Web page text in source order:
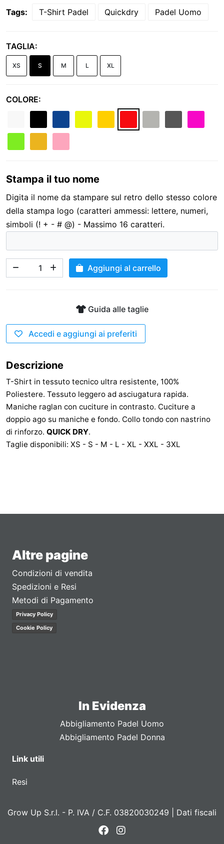
Tags:
T-Shirt Padel Quickdry Padel Uomo
TAGLIA:
XS S M L XL
COLORE:
Stampa il tuo nome
Digita il nome da stampare sul retro dello stesso colore
della stampa logo (caratteri ammessi: lettere, numeri,
simboli (! + - # @) - Massimo 16 caratteri.
Aggiungi al carrello
Guida alle taglie
Accedi e aggiungi ai preferiti
Descrizione
T-Shirt in tessuto tecnico ultra resistente, 100%
Poliestere. Tessuto leggero ad asciugatura rapida.
Maniche raglan con cuciture in contrasto. Cuciture a
doppio ago su maniche e fondo. Collo tondo con nastrino
di rinforzo. QUICK DRY.
Taglie disponibili: XS - S - M - L - XL - XXL - 3XL
Altre pagine
Condizioni di vendita
Spedizioni e Resi
Metodi di Pagamento
Privacy Policy
Cookie Policy
In Evidenza
Abbigliamento Padel Uomo
Abbigliamento Padel Donna
Link utili
Resi
Grow Up S.r.l. - P. IVA / C.F. 03820030249 | Dati fiscali